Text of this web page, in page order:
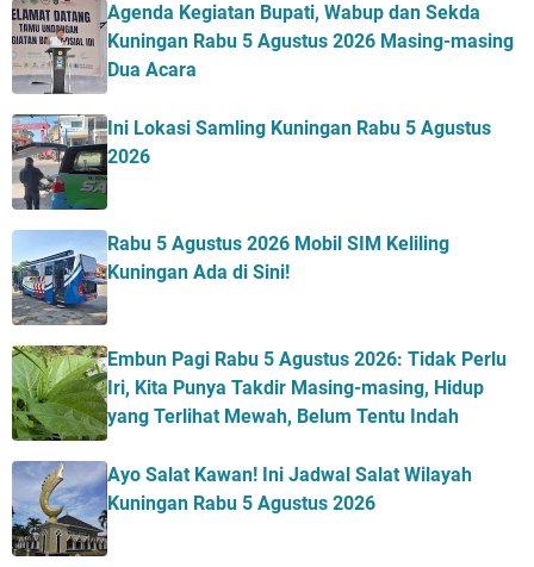
Agenda Kegiatan Bupati, Wabup dan Sekda
Kuningan Rabu 5 Agustus 2026 Masing-masing
Dua Acara
Ini Lokasi Samling Kuningan Rabu 5 Agustus
2026
Rabu 5 Agustus 2026 Mobil SIM Keliling
Kuningan Ada di Sini!
Embun Pagi Rabu 5 Agustus 2026: Tidak Perlu
Iri, Kita Punya Takdir Masing-masing, Hidup
yang Terlihat Mewah, Belum Tentu Indah
Ayo Salat Kawan! Ini Jadwal Salat Wilayah
Kuningan Rabu 5 Agustus 2026